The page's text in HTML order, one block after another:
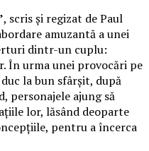
, scris și regizat de Paul
amuzantă a unei
dintr-un cuplu:
În urma unei provocări pe
la bun sfârșit, după
personajele ajung să
lor, lăsând deoparte
pentru a încerca